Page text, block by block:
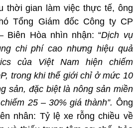
thời gian làm việc thực tế, ông
Tổng Giám đốc Công ty CP
Biên Hòa nhìn nhận: “Dịch vụ
chi phí cao nhưng hiệu quả
của Việt Nam hiện chiếm
trong khi thế giới chỉ ở mức 10
sản, đặc biệt là nông sản miền
25 – 30% giá thành”. Ông
nhân: Tỷ lệ xe rỗng chiều về